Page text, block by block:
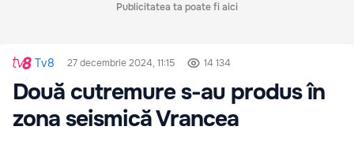
Publicitatea ta poate fi aici
Tv8 27 decembrie 2024, 11:15 14 134
Două cutremure s-au produs în
zona seismică Vrancea